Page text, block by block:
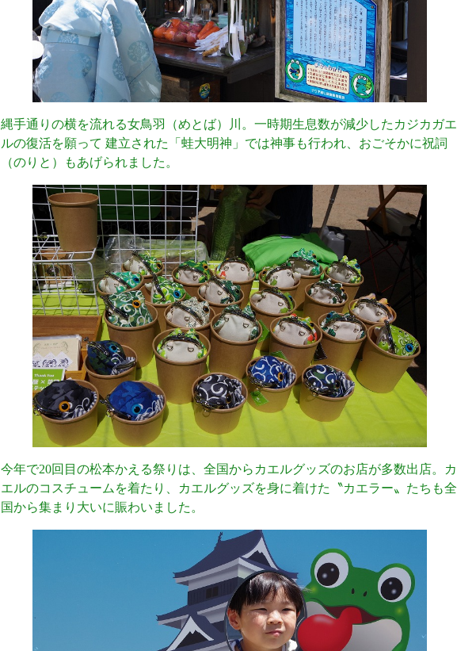
縄手通りの横を流れる女鳥羽（めとば）川。一時期生息数が減少したカジカガエ
ルの復活を願って 建立された「蛙大明神」では神事も行われ、おごそかに祝詞
（のりと）もあげられました。
今年で20回目の松本かえる祭りは、全国からカエルグッズのお店が多数出店。カ
エルのコスチュームを着たり、カエルグッズを身に着けた〝カエラー〟たちも全
国から集まり大いに賑わいました。